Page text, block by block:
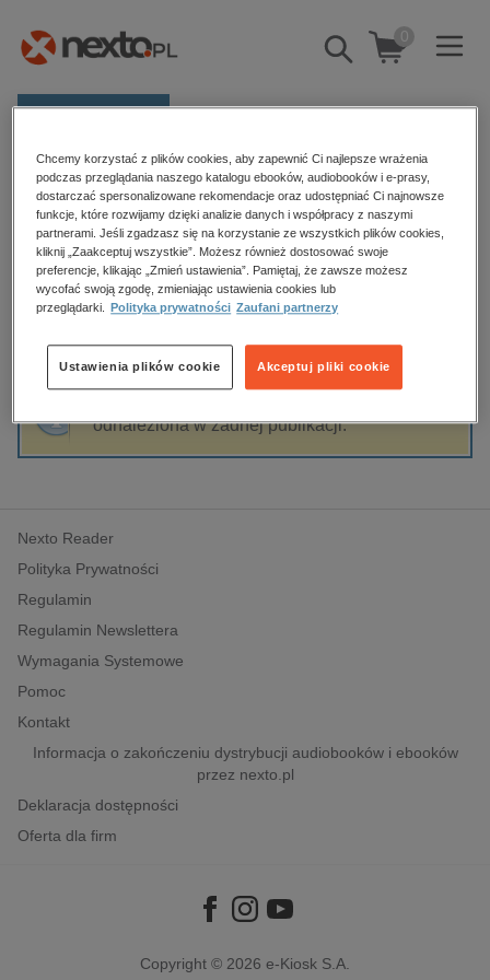
Pokaż/schowaj
wyszukiwarkę
0
Kategorie
Zobacz wszystkie E-prasa
budownictwo, aranżacja wnętrz
biznesowe, branżowe, gospodarka
dzienniki
edukacja
hobby, sport, rozrywka
komputery, internet, technologie, informatyka
polityka, społeczno-informacyjne
psychologiczne
inne
popularno-naukowe
historia
Strona główna Jerzy Dydenko
Jerzy Dydenko
Sortowanie Filtrowanie
odnaleziona w żadnej publikacji.
Nexto Reader
Polityka Prywatności
Regulamin
Regulamin Newslettera
Wymagania Systemowe
Pomoc
Kontakt
Informacja o zakończeniu dystrybucji audiobooków i ebooków
przez nexto.pl
Deklaracja dostępności
Oferta dla firm
Copyright © 2026 e-Kiosk S.A.
Chcemy korzystać z plików cookies, aby zapewnić Ci najlepsze wrażenia
podczas przeglądania naszego katalogu ebooków, audiobooków i e-prasy,
dostarczać spersonalizowane rekomendacje oraz udostępniać Ci najnowsze
funkcje, które rozwijamy dzięki analizie danych i współpracy z naszymi
partnerami. Jeśli zgadzasz się na korzystanie ze wszystkich plików cookies,
kliknij „Zaakceptuj wszystkie”. Możesz również dostosować swoje
preferencje, klikając „Zmień ustawienia”. Pamiętaj, że zawsze możesz
wycofać swoją zgodę, zmieniając ustawienia cookies lub
przeglądarki.
Polityka prywatności Zaufani partnerzy
Akceptuj pliki cookie
Ustawienia plików cookie